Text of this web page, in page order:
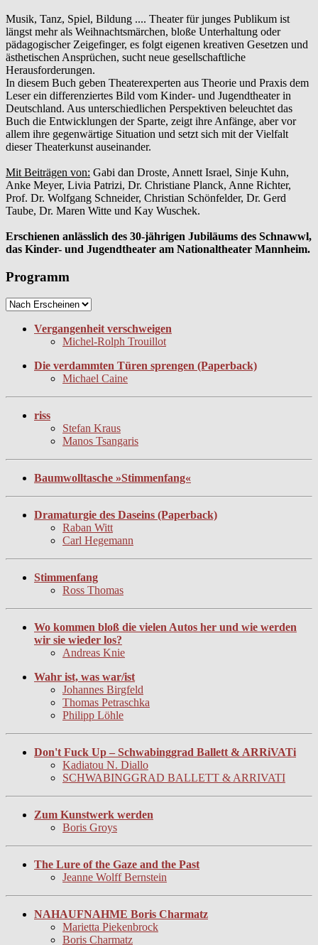
Musik, Tanz, Spiel, Bildung .... Theater für junges Publikum ist
längst mehr als Weihnachtsmärchen, bloße Unterhaltung oder
pädagogischer Zeigefinger, es folgt eigenen kreativen Gesetzen und
ästhetischen Ansprüchen, sucht neue gesellschaftliche
Herausforderungen.
In diesem Buch geben Theaterexperten aus Theorie und Praxis dem
Leser ein differenziertes Bild vom Kinder- und Jugendtheater in
Deutschland. Aus unterschiedlichen Perspektiven beleuchtet das
Buch die Entwicklungen der Sparte, zeigt ihre Anfänge, aber vor
allem ihre gegenwärtige Situation und setzt sich mit der Vielfalt
dieser Theaterkunst auseinander.
Mit Beiträgen von: Gabi dan Droste, Annett Israel, Sinje Kuhn,
Anke Meyer, Livia Patrizi, Dr. Christiane Planck, Anne Richter,
Prof. Dr. Wolfgang Schneider, Christian Schönfelder, Dr. Gerd
Taube, Dr. Maren Witte und Kay Wuschek.
Erschienen anlässlich des 30-jährigen Jubiläums des Schnawwl,
das Kinder- und Jugendtheater am Nationaltheater Mannheim.
Programm
Vergangenheit verschweigen
Michel-Rolph Trouillot
Die verdammten Türen sprengen (Paperback)
Michael Caine
riss
Stefan Kraus
Manos Tsangaris
Baumwolltasche »Stimmenfang«
Dramaturgie des Daseins (Paperback)
Raban Witt
Carl Hegemann
Stimmenfang
Ross Thomas
Wo kommen bloß die vielen Autos her und wie werden
wir sie wieder los?
Andreas Knie
Wahr ist, was war/ist
Johannes Birgfeld
Thomas Petraschka
Philipp Löhle
Don't Fuck Up – Schwabinggrad Ballett & ARRiVATi
Kadiatou N. Diallo
SCHWABINGGRAD BALLETT & ARRIVATI
Zum Kunstwerk werden
Boris Groys
The Lure of the Gaze and the Past
Jeanne Wolff Bernstein
NAHAUFNAHME Boris Charmatz
Marietta Piekenbrock
Boris Charmatz